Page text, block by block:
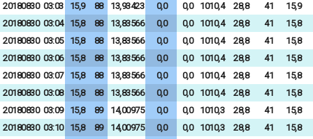
20180830 03:03 15,9 88 13,93423 0,0 0,0 1010,4 28,8 41
15,9
20180830 03:04 15,8 88 13,83566 0,0 0,0 1010,4 28,8 41
15,8
20180830 03:05 15,8 88 13,83566 0,0 0,0 1010,4 28,8 41
15,8
20180830 03:06 15,8 88 13,83566 0,0 0,0 1010,4 28,8 41
15,8
20180830 03:07 15,8 88 13,83566 0,0 0,0 1010,4 28,8 41
15,8
20180830 03:08 15,8 88 13,83566 0,0 0,0 1010,4 28,8 41
15,8
20180830 03:09 15,8 89 14,00975 0,0 0,0 1010,3 28,8 41
15,8
20180830 03:10 15,8 89 14,00975 0,0 0,0 1010,3 28,8 41
15,8